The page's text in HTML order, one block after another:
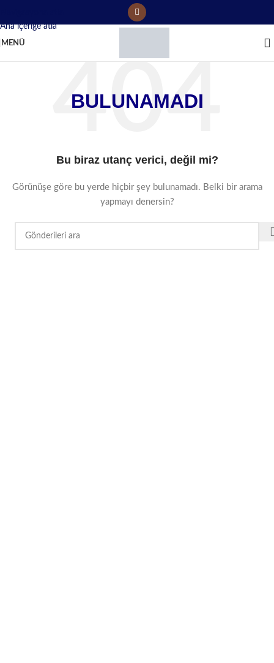
Ana içeriğe atla
MENÜ
BULUNAMADI
Bu biraz utanç verici, değil mi?
Görünüşe göre bu yerde hiçbir şey bulunamadı. Belki bir arama
yapmayı denersin?